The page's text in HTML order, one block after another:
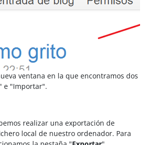
ventana en la que encontramos dos
e "Importar".
realizar una exportación de
local de nuestro ordenador. Para